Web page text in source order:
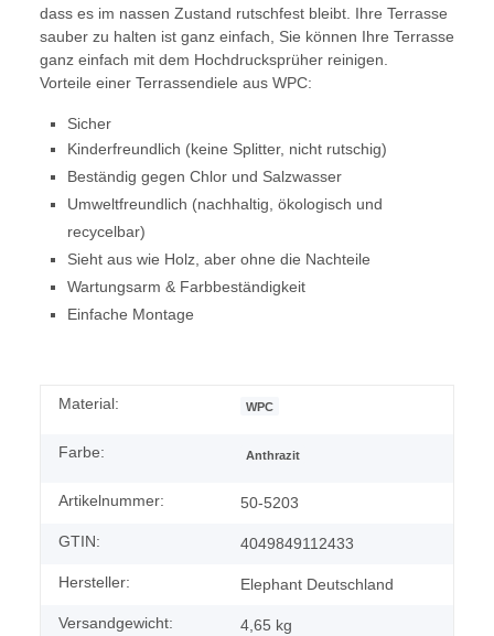
dass es im nassen Zustand rutschfest bleibt. Ihre Terrasse
sauber zu halten ist ganz einfach, Sie können Ihre Terrasse
ganz einfach mit dem Hochdrucksprüher reinigen.
Vorteile einer Terrassendiele aus WPC:
Sicher
Kinderfreundlich (keine Splitter, nicht rutschig)
Beständig gegen Chlor und Salzwasser
Umweltfreundlich (nachhaltig, ökologisch und
recycelbar)
Sieht aus wie Holz, aber ohne die Nachteile
Wartungsarm & Farbbeständigkeit
Einfache Montage
Material: WPC
Farbe: Anthrazit
Artikelnummer: 50-5203
GTIN: 4049849112433
Hersteller: Elephant Deutschland
Versandgewicht: 4,65 kg